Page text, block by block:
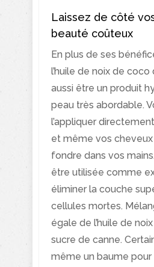
Laissez de côté
beauté coûteux
En plus de ses
l’huile de noix de
aussi être un produit
peau très abordable.
l’appliquer
et même vos cheveux
fondre dans vos
être utilisée comme
éliminer la couche
cellules mortes.
égale de l’huile de
sucre de canne.
même un baume pour